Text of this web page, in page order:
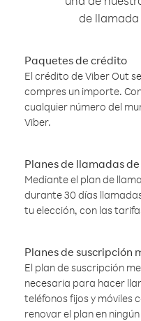
de
Paquetes de crédito
El crédito de Viber Out
compres un importe.
cualquier número del
Viber.
Planes de llamadas
Mediante el plan de
durante 30 días
tu elección, con las
Planes de suscripción
El plan de suscripción
necesaria para hacer
teléfonos fijos y móviles
renovar el plan en